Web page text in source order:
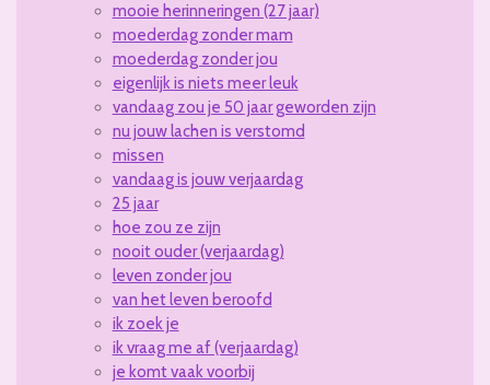
mooie herinneringen (27 jaar)
moederdag zonder mam
moederdag zonder jou
eigenlijk is niets meer leuk
vandaag zou je 50 jaar geworden zijn
nu jouw lachen is verstomd
missen
vandaag is jouw verjaardag
25 jaar
hoe zou ze zijn
nooit ouder (verjaardag)
leven zonder jou
van het leven beroofd
ik zoek je
ik vraag me af (verjaardag)
je komt vaak voorbij